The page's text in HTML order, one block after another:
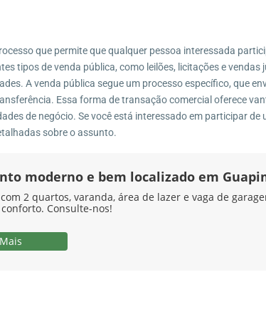
que permite que qualquer pessoa interessada
tipos de venda pública, como leilões, licitações e
A venda pública segue um processo específico, que
Essa forma de transação comercial oferece
de negócio. Se você está interessado em participar de
sobre o assunto.
moderno e bem localizado em
2 quartos, varanda, área de lazer e vaga de
Consulte-nos!
Guapimirim - RJ, 25946-690